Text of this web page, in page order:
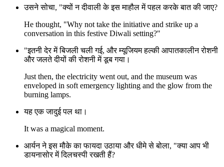
उसने सोचा, "क्यों न दीवाली के इस माहौल में पहल करके बात की जाए?
He thought, "Why not take the initiative and strike up a
conversation in this festive Diwali setting?"
"इतनी देर में बिजली चली गई, और म्यूजियम हल्की आपातकालीन रोशनी
और जलते दीयों की रोशनी में डूब गया।
Just then, the electricity went out, and the museum was
enveloped in soft emergency lighting and the glow from the
burning lamps.
यह एक जादुई पल था।
It was a magical moment.
आर्यन ने इस मौके का फायदा उठाया और धीमे से बोला, "क्या आप भी
डायनासोर में दिलचस्पी रखती हैं?